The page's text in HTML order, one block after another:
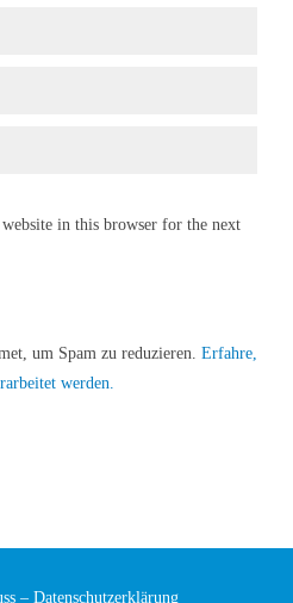
in this browser for the next
um Spam zu reduzieren. Erfahre,
werden.
– Datenschutzerklärung